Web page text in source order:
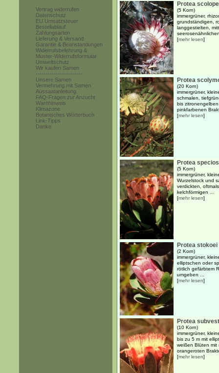
Vertrag widerrufen
Datenschutz
EU Umsatzsteuer
Bestellablauf
Zahlungsarten
Lieferung & Versand
Garantie & Beanstandungen
Widerrufsbelehrung &
Muster-Widerrufsformular
Umweltschutz
Wir kaufen Samen
------------------------
Unsere Samen
Vermehrung mit Samen
Aussaatanleitung
FAQ-Fragen zur Anzucht
Warnhinweis
Klimazone
Botanisches Wörterbuch
Link-Tipps
Danke
Protea
(5 Korn)
immergrüner,
grundständigen,
langgestielten,
[mehr lesen]
Protea
(20 Korn)
immergrüner,
schmalen,
bis
pinkfarbenen
[mehr lesen]
Protea
(5 Korn)
immergrüner,
Wurzelstock und
verdickten,
kelchförmigen ...
[mehr lesen]
Protea
(2 Korn)
immergrüner,
elliptschen oder
rötlich gefärbtem
umgeben ...
[mehr lesen]
Protea
(10 Korn)
immergrüner,
bis zu 5 m mit
weißen Blüten
orangeroten
[mehr lesen]